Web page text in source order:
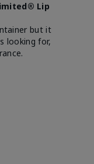
Lip
but it
looking for,